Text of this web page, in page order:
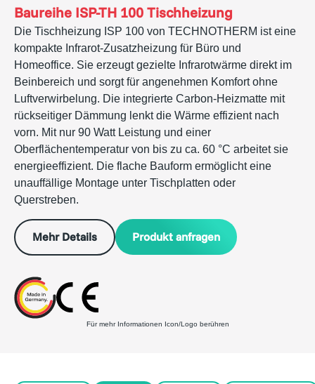
Baureihe ISP-TH 100 Tischheizung
Die Tischheizung ISP 100 von TECHNOTHERM ist eine
kompakte Infrarot-Zusatzheizung für Büro und
Homeoffice. Sie erzeugt gezielte Infrarotwärme direkt im
Beinbereich und sorgt für angenehmen Komfort ohne
Luftverwirbelung. Die integrierte Carbon-Heizmatte mit
rückseitiger Dämmung lenkt die Wärme effizient nach
vorn. Mit nur 90 Watt Leistung und einer
Oberflächentemperatur von bis zu ca. 60 °C arbeitet sie
energieeffizient. Die flache Bauform ermöglicht eine
unauffällige Montage unter Tischplatten oder
Querstreben.
Mehr Details Produkt anfragen
Für mehr Informationen Icon/Logo berühren